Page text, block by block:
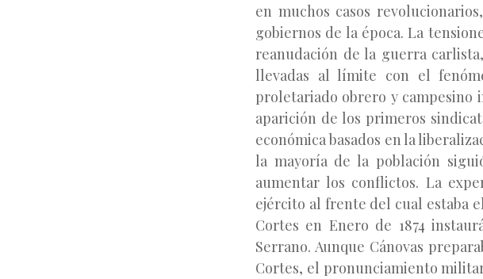
en muchos casos
gobiernos de la época. La
reanudación de la guerra
llevadas al límite con el
proletariado obrero y campesino
aparición de los primeros
económica basados en la
la mayoría de la población
aumentar los conflictos. La
ejército al frente del cual estaba
Cortes en Enero de 1874
Serrano. Aunque Cánovas
Cortes, el pronunciamiento